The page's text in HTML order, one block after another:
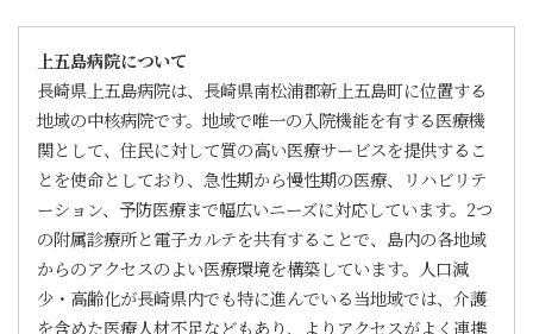
上五島病院について
長崎県上五島病院は、長崎県南松浦郡新上五島町に位置する
地域の中核病院です。地域で唯一の入院機能を有する医療機
関として、住民に対して質の高い医療サービスを提供するこ
とを使命としており、急性期から慢性期の医療、リハビリテ
ーション、予防医療まで幅広いニーズに対応しています。2つ
の附属診療所と電子カルテを共有することで、島内の各地域
からのアクセスのよい医療環境を構築しています。人口減
少・高齢化が長崎県内でも特に進んでいる当地域では、介護
を含めた医療人材不足などもあり、よりアクセスがよく連携